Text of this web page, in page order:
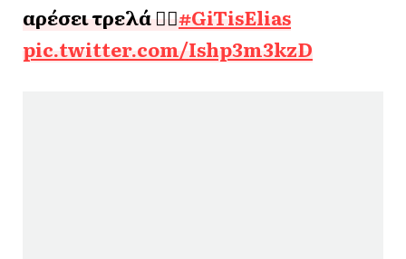
αρέσει τρελά ❤️‍🔥#GiTisElias
pic.twitter.com/Ishp3m3kzD